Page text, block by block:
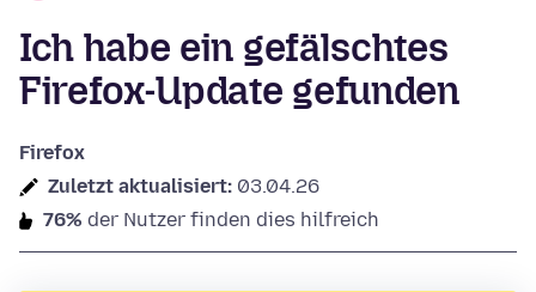
Ich habe ein gefälschtes
Firefox-Update gefunden
Firefox
Zuletzt aktualisiert: 03.04.26
76% der Nutzer finden dies hilfreich